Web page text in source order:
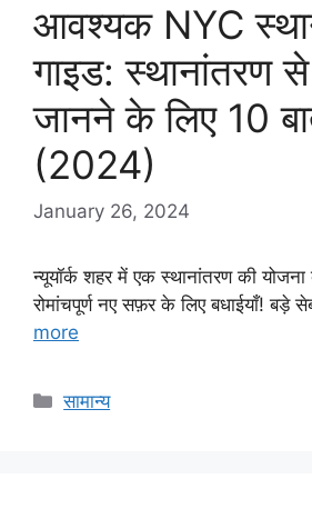
आवश्यक NYC
गाइड: स्थानांतरण
जानने के लिए 10
(2024)
January 26, 2024
न्यूयॉर्क शहर में एक स्थानांतरण की
रोमांचपूर्ण नए सफ़र के लिए बधाईयाँ! बड़े
more
Categories
सामान्य